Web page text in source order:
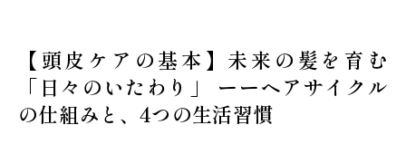
【頭皮ケアの基本】未来の髪を育む
「日々のいたわり」 ーーヘアサイクル
の仕組みと、4つの生活習慣